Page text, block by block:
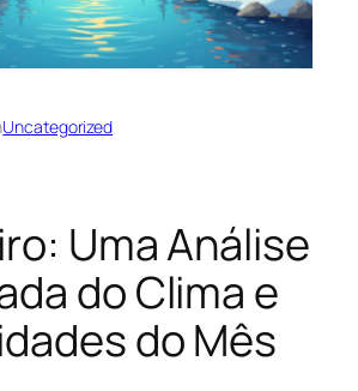
Uncategorized
Uma Análise
do Clima e
do Mês